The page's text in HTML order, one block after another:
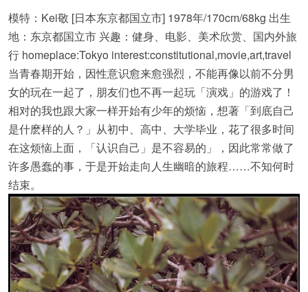
模特：Kei敬 [日本东京都国立市] 1978年/170cm/68kg 出生
地：东京都国立市 兴趣：健身、电影、美术欣赏、国内外旅
行 homeplace:Tokyo interest:constitutional,movie,art,travel
当青春期开始，因性意识愈来愈强烈，不能再像以前不分男
女的玩在一起了，朋友们也不再一起玩「演戏」的游戏了！
相对的我也跟大家一样开始有少年的烦恼，想著「到底自己
是什麽样的人？」从初中、高中、大学毕业，花了很多时间
在这烦恼上面，「认识自己」是不容易的」，因此常常做了
许多愚蠢的事，于是开始走向人生幽暗的旅程……不知何时
结束。